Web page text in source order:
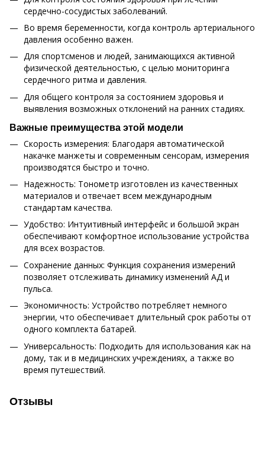
сердечно-сосудистых заболеваний.
Во время беременности, когда контроль артериального
давления особенно важен.
Для спортсменов и людей, занимающихся активной
физической деятельностью, с целью мониторинга
сердечного ритма и давления.
Для общего контроля за состоянием здоровья и
выявления возможных отклонений на ранних стадиях.
Важные преимущества этой модели
Скорость измерения: Благодаря автоматической
накачке манжеты и современным сенсорам, измерения
производятся быстро и точно.
Надежность: Тонометр изготовлен из качественных
материалов и отвечает всем международным
стандартам качества.
Удобство: Интуитивный интерфейс и большой экран
обеспечивают комфортное использование устройства
для всех возрастов.
Сохранение данных: Функция сохранения измерений
позволяет отслеживать динамику изменений АД и
пульса.
Экономичность: Устройство потребляет немного
энергии, что обеспечивает длительный срок работы от
одного комплекта батарей.
Универсальность: Подходить для использования как на
дому, так и в медицинских учреждениях, а также во
время путешествий.
Отзывы